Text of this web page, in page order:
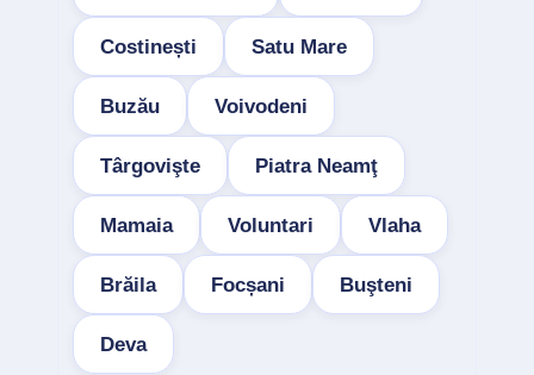
Costinești Satu Mare
Buzău Voivodeni
Târgovişte Piatra Neamţ
Mamaia Voluntari Vlaha
Brăila Focșani Buşteni
Deva